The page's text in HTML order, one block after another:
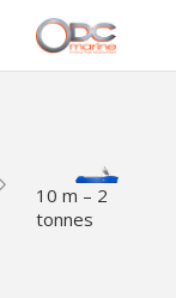
10 m – 2
tonnes